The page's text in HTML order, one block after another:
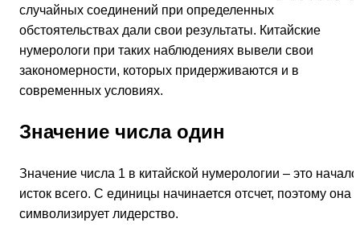
случайных соединений при определенных
обстоятельствах дали свои результаты. Китайские
нумерологи при таких наблюдениях вывели свои
закономерности, которых придерживаются и в
современных условиях.
Значение числа один
Значение числа 1 в китайской нумерологии – это
исток всего. С единицы начинается отсчет, поэтому она
символизирует лидерство.